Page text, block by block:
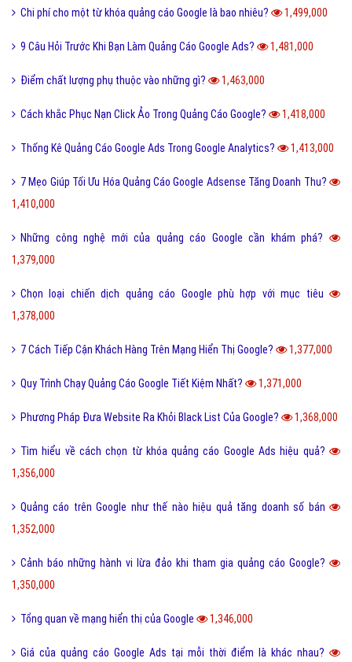
Chi phí cho một từ khóa quảng cáo Google là bao nhiêu? 1,499,000
9 Câu Hỏi Trước Khi Bạn Làm Quảng Cáo Google Ads? 1,481,000
Điểm chất lượng phụ thuộc vào những gì? 1,463,000
Cách khắc Phục Nạn Click Ảo Trong Quảng Cáo Google? 1,418,000
Thống Kê Quảng Cáo Google Ads Trong Google Analytics? 1,413,000
7 Mẹo Giúp Tối Ưu Hóa Quảng Cáo Google Adsense Tăng Doanh Thu?
1,410,000
Những công nghệ mới của quảng cáo Google cần khám phá?
1,379,000
Chọn loại chiến dịch quảng cáo Google phù hợp với mục tiêu
1,378,000
7 Cách Tiếp Cận Khách Hàng Trên Mạng Hiển Thị Google? 1,377,000
Quy Trình Chạy Quảng Cáo Google Tiết Kiệm Nhất? 1,371,000
Phương Pháp Đưa Website Ra Khỏi Black List Của Google? 1,368,000
Tìm hiểu về cách chọn từ khóa quảng cáo Google Ads hiệu quả?
1,356,000
Quảng cáo trên Google như thế nào hiệu quả tăng doanh số bán
1,352,000
Cảnh báo những hành vi lừa đảo khi tham gia quảng cáo Google?
1,350,000
Tổng quan về mạng hiển thị của Google 1,346,000
Giá của quảng cáo Google Ads tại mỗi thời điểm là khác nhau?